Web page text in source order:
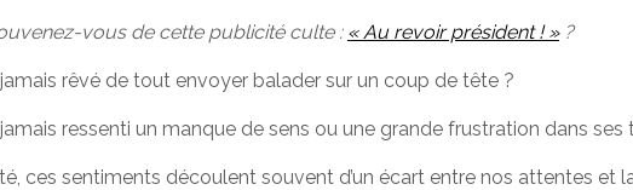
vous de cette publicité culte : « Au revoir président ! »?
rêvé de tout envoyer balader sur un coup de tête ?
ressenti un manque de sens ou une grande frustration dans
ces sentiments découlent souvent d’un écart entre nos attentes et